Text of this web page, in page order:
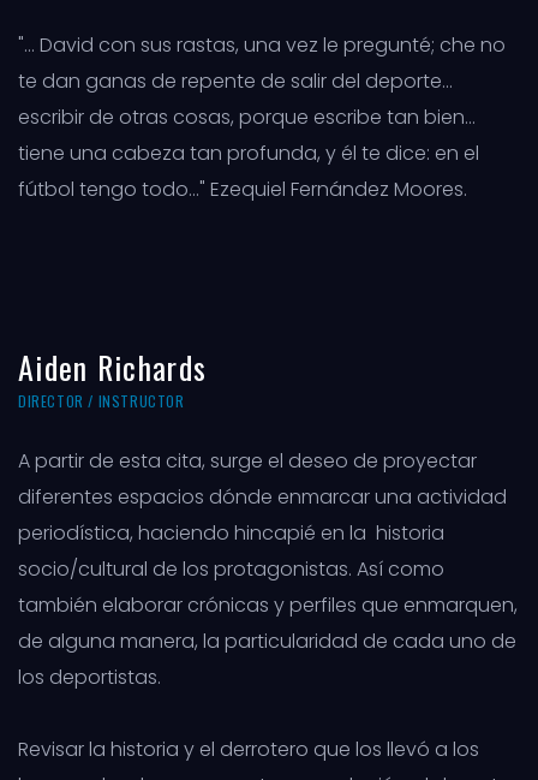
"... David con sus rastas, una vez le pregunté; che no
te dan ganas de repente de salir del deporte...
escribir de otras cosas, porque escribe tan bien...
tiene una cabeza tan profunda, y él te dice: en el
fútbol tengo todo..." Ezequiel Fernández Moores.
Aiden Richards
DIRECTOR / INSTRUCTOR
A partir de esta cita, surge el deseo de proyectar
diferentes espacios dónde enmarcar una actividad
periodística, haciendo hincapié en la historia
socio/cultural de los protagonistas. Así como
también elaborar crónicas y perfiles que enmarquen,
de alguna manera, la particularidad de cada uno de
los deportistas.
Revisar la historia y el derrotero que los llevó a los